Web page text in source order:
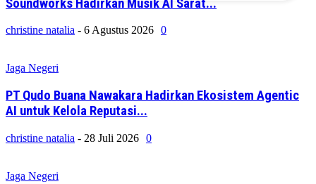
Soundworks Hadirkan Musik AI Sarat...
christine natalia - 6 Agustus 2026 0
Jaga Negeri
PT Qudo Buana Nawakara Hadirkan Ekosistem Agentic
AI untuk Kelola Reputasi...
christine natalia - 28 Juli 2026 0
Jaga Negeri